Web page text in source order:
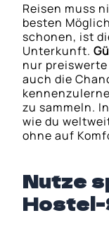
Reisen muss
besten
schonen, ist
Unterkunft.
nur
auch die
zu sammeln.
wie du
ohne auf
Nutze
Hostel-